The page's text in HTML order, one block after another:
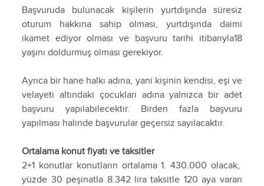
Başvuruda bulunacak kişilerin yurtdışında süresiz
oturum hakkına sahip olması, yurtdışında daimi
ikamet ediyor olması ve başvuru tarihi itibarıyla18
yaşını doldurmuş olması gerekiyor.
Ayrıca bir hane halkı adına, yani kişinin kendisi, eşi ve
velayeti altındaki çocukları adına yalnızca bir adet
başvuru yapılabilecektir. Birden fazla başvuru
yapılması halinde başvurular geçersiz sayılacaktır.
Ortalama konut fiyatı ve taksitler
2+1 konutlar konutların ortalama 1. 430.000 olacak,
yüzde 30 peşinatla 8.342 lira taksitle 120 aya varan